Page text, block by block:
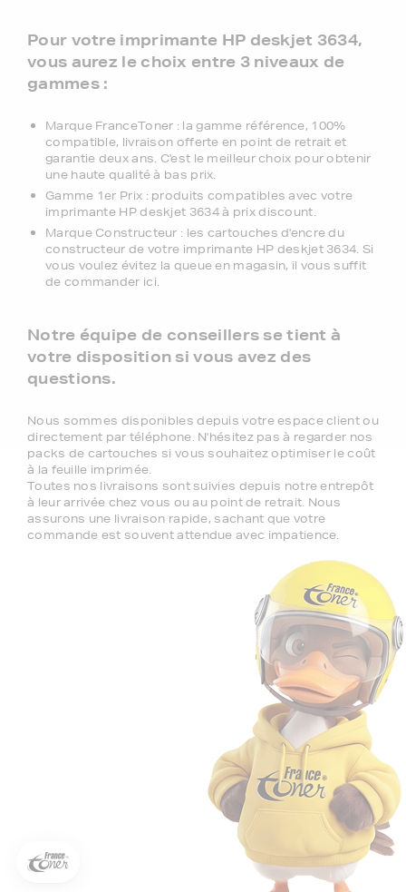
Pour votre imprimante HP deskjet 3634,
vous aurez le choix entre 3 niveaux de
gammes :
Marque FranceToner : la gamme référence, 100%
compatible, livraison offerte en point de retrait et
garantie deux ans. C'est le meilleur choix pour obtenir
une haute qualité à bas prix.
Gamme 1er Prix : produits compatibles avec votre
imprimante HP deskjet 3634 à prix discount.
Marque Constructeur : les cartouches d'encre du
constructeur de votre imprimante HP deskjet 3634. Si
vous voulez évitez la queue en magasin, il vous suffit
de commander ici.
Notre équipe de conseillers se tient à
votre disposition si vous avez des
questions.
Nous sommes disponibles depuis votre espace client ou
directement par téléphone. N'hésitez pas à regarder nos
packs de cartouches si vous souhaitez optimiser le coût
à la feuille imprimée.
Toutes nos livraisons sont suivies depuis notre entrepôt
à leur arrivée chez vous ou au point de retrait. Nous
assurons une livraison rapide, sachant que votre
commande est souvent attendue avec impatience.
5€ offerts sur votre 1ère
€
Inscrivez-vous à notre newsletter, suivez notre actualité et
d’une remise de 5€
sur votre 1ère
commande * !